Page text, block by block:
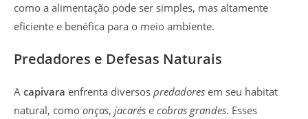
como a alimentação pode ser simples, mas altamente
eficiente e benéfica para o meio ambiente.
Predadores e Defesas Naturais
A capivara enfrenta diversos predadores em seu habitat
natural, como onças, jacarés e cobras grandes. Esses